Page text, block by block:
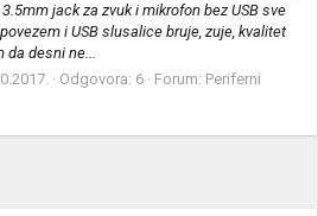
jack za zvuk i mikrofon bez USB sve
i USB slusalice bruje, zuje, kvalitet
da desni ne...
Odgovora: 6 Forum: Periferni